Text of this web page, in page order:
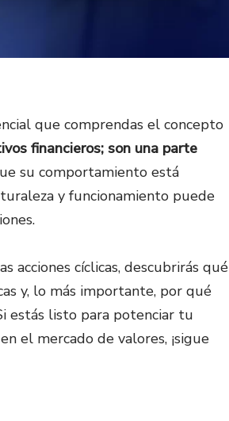
que comprendas el concepto
financieros; son una parte
su comportamiento está
y funcionamiento puede
acciones cíclicas, descubrirás qué
y, lo más importante, por qué
estás listo para potenciar tu
el mercado de valores, ¡sigue